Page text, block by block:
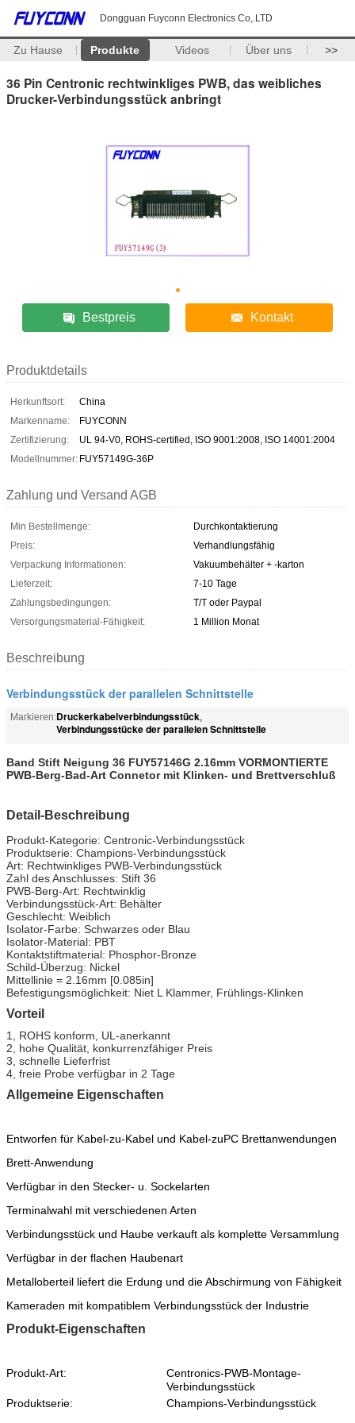
Dongguan Fuyconn Electronics Co,.LTD
Zu Hause Produkte Videos Über uns >>
36 Pin Centronic rechtwinkliges PWB, das weibliches
Drucker-Verbindungsstück anbringt
Bestpreis Kontakt
Produktdetails
Herkunftsort:
China
Markenname:
FUYCONN
Zertifizierung:
UL 94-V0, ROHS-certified, ISO 9001:2008, ISO 14001:2004
Modellnummer: FUY57149G-36P
Zahlung und Versand AGB
Min Bestellmenge:
Durchkontaktierung
Preis:
Verhandlungsfähig
Verpackung Informationen:
Vakuumbehälter + -karton
Lieferzeit:
7-10 Tage
Zahlungsbedingungen:
T/T oder Paypal
Versorgungsmaterial-Fähigkeit:
1 Million Monat
Beschreibung
Verbindungsstück der parallelen Schnittstelle
Markieren:Druckerkabelverbindungsstück,
Verbindungsstücke der parallelen Schnittstelle
Band Stift Neigung 36 FUY57146G 2.16mm VORMONTIERTE
PWB-Berg-Bad-Art Connetor mit Klinken- und Brettverschluß
Detail-Beschreibung
Produkt-Kategorie: Centronic-Verbindungsstück
Produktserie: Champions-Verbindungsstück
Art: Rechtwinkliges PWB-Verbindungsstück
Zahl des Anschlusses: Stift 36
PWB-Berg-Art: Rechtwinklig
Verbindungsstück-Art: Behälter
Geschlecht: Weiblich
Isolator-Farbe: Schwarzes oder Blau
Isolator-Material: PBT
Kontaktstiftmaterial: Phosphor-Bronze
Schild-Überzug: Nickel
Mittellinie = 2.16mm [0.085in]
Befestigungsmöglichkeit: Niet L Klammer, Frühlings-Klinken
Vorteil
1, ROHS konform, UL-anerkannt
2, hohe Qualität, konkurrenzfähiger Preis
3, schnelle Lieferfrist
4, freie Probe verfügbar in 2 Tage
Allgemeine Eigenschaften
Entworfen für Kabel-zu-Kabel und Kabel-zuPC Brettanwendungen
Brett-Anwendung
Verfügbar in den Stecker- u. Sockelarten
Terminalwahl mit verschiedenen Arten
Verbindungsstück und Haube verkauft als komplette Versammlung
Verfügbar in der flachen Haubenart
Metalloberteil liefert die Erdung und die Abschirmung von Fähigkeit
Kameraden mit kompatiblem Verbindungsstück der Industrie
Produkt-Eigenschaften
Produkt-Art:
Centronics-PWB-Montage-
Verbindungsstück
Produktserie:
Champions-Verbindungsstück